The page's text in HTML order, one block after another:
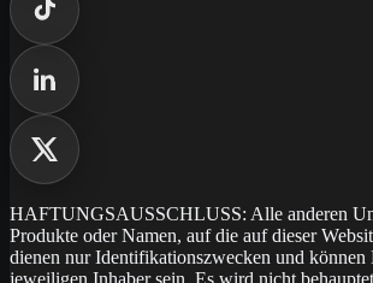
HAFTUNGSAUSSCHLUSS: Alle anderen
Produkte oder Namen, auf die auf dieser
dienen nur Identifikationszwecken und können
jeweiligen Inhaber sein. Es wird nicht